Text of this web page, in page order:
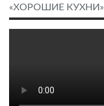
«ХОРОШИЕ КУХНИ»